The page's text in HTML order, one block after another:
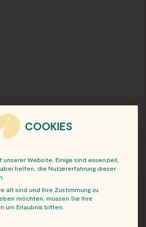
COOKIES
unserer Website. Einige sind essenziell,
helfen, die Nutzererfahrung dieser
alt sind und Ihre Zustimmung zu
möchten, müssen Sie Ihre
um Erlaubnis bitten.